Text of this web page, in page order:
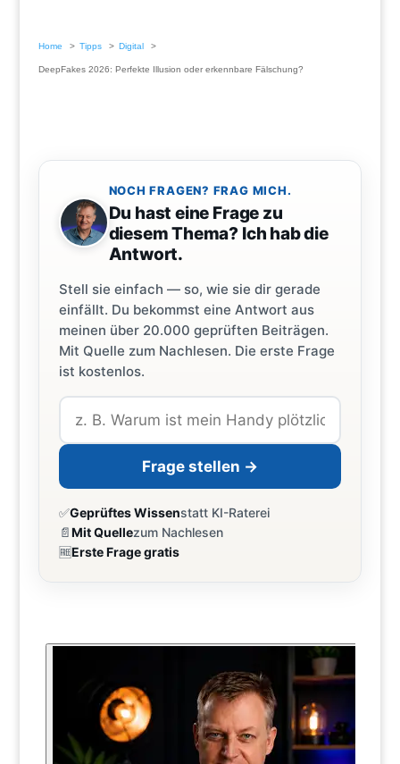
Home Tipps Digital
DeepFakes 2026: Perfekte Illusion oder erkennbare Fälschung?
NOCH FRAGEN? FRAG MICH.
Du hast eine Frage zu
diesem Thema? Ich hab die
Antwort.
Stell sie einfach — so, wie sie dir gerade
einfällt. Du bekommst eine Antwort aus
meinen über 20.000 geprüften Beiträgen.
Mit Quelle zum Nachlesen. Die erste Frage
ist kostenlos.
Frage stellen →
✅Geprüftes Wissenstatt KI-Raterei
📄Mit Quellezum Nachlesen
🆓Erste Frage gratis